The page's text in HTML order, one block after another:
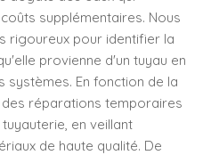
supplémentaires. Nous
rigoureux pour identifier la
provienne d'un tuyau en
systèmes. En fonction de la
réparations temporaires
en veillant
de haute qualité. De